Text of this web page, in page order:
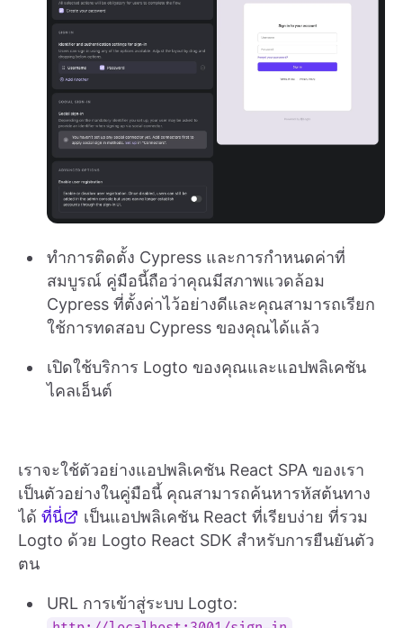
ทำการติดตั้ง Cypress และการกำหนดค่าที่
สมบูรณ์ คู่มือนี้ถือว่าคุณมีสภาพแวดล้อม
Cypress ที่ตั้งค่าไว้อย่างดีและคุณสามารถเรียก
ใช้การทดสอบ Cypress ของคุณได้แล้ว
เปิดใช้บริการ Logto ของคุณและแอปพลิเคชัน
ไคลเอ็นต์
เราจะใช้ตัวอย่างแอปพลิเคชัน React SPA ของเรา
เป็นตัวอย่างในคู่มือนี้ คุณสามารถค้นหารหัสต้นทาง
ได้ ที่นี่
เป็นแอปพลิเคชัน React ที่เรียบง่าย ที่รวม
Logto ด้วย Logto React SDK สำหรับการยืนยันตัว
ตน
URL การเข้าสู่ระบบ Logto: